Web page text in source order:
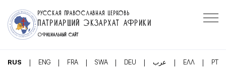
РУССКАЯ ПРАВОСЛАВНАЯ ЦЕРКОВЬ
ПАТРИАРШИЙ ЭКЗАРХАТ АФРИКИ
ОФИЦИАЛЬНЫЙ САЙТ
RUS | ENG | FRA | SWA | DEU | عرب | ΕΛΛ | PT